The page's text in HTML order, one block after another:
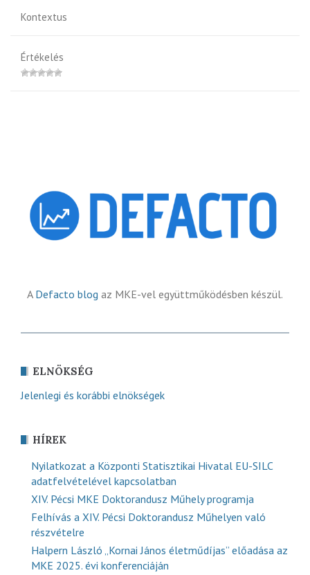
Kontextus
Értékelés
A Defacto blog az MKE-vel együttműködésben készül.
ELNÖKSÉG
Jelenlegi és korábbi elnökségek
HÍREK
Nyilatkozat a Központi Statisztikai Hivatal EU-SILC
adatfelvételével kapcsolatban
XIV. Pécsi MKE Doktorandusz Műhely programja
Felhívás a XIV. Pécsi Doktorandusz Műhelyen való
részvételre
Halpern László „Kornai János életműdíjas” előadása az
MKE 2025. évi konferenciáján